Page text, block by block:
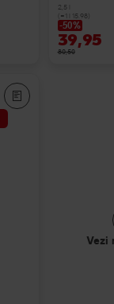
2,5 l
(=1 l 15.98)
-50%
39,95
80,50
Vezi